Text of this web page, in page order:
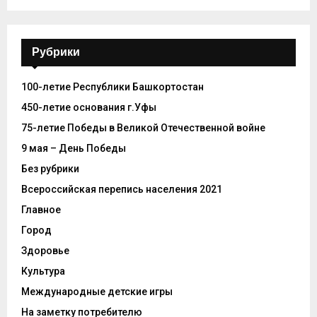
Рубрики
100-летие Республики Башкортостан
450-летие основания г.Уфы
75-летие Победы в Великой Отечественной войне
9 мая – День Победы
Без рубрики
Всероссийская перепись населения 2021
Главное
Город
Здоровье
Культура
Международные детские игры
На заметку потребителю